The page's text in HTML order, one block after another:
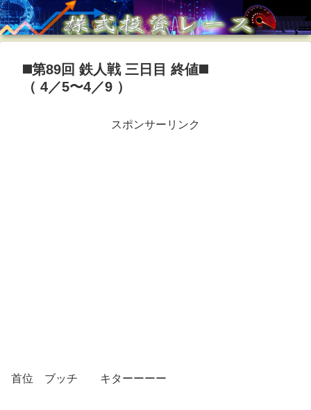
◼️第89回 鉄人戦 三日目 終値◼️
（ 4／5〜4／9 ）
スポンサーリンク
首位 ブッチ キターーーー